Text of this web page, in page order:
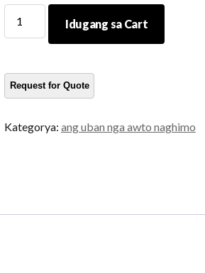
talikala
headlight
alang
pagpanagtudlo
379
Idugang sa Cart
Kategorya: ang uban nga awto naghimo